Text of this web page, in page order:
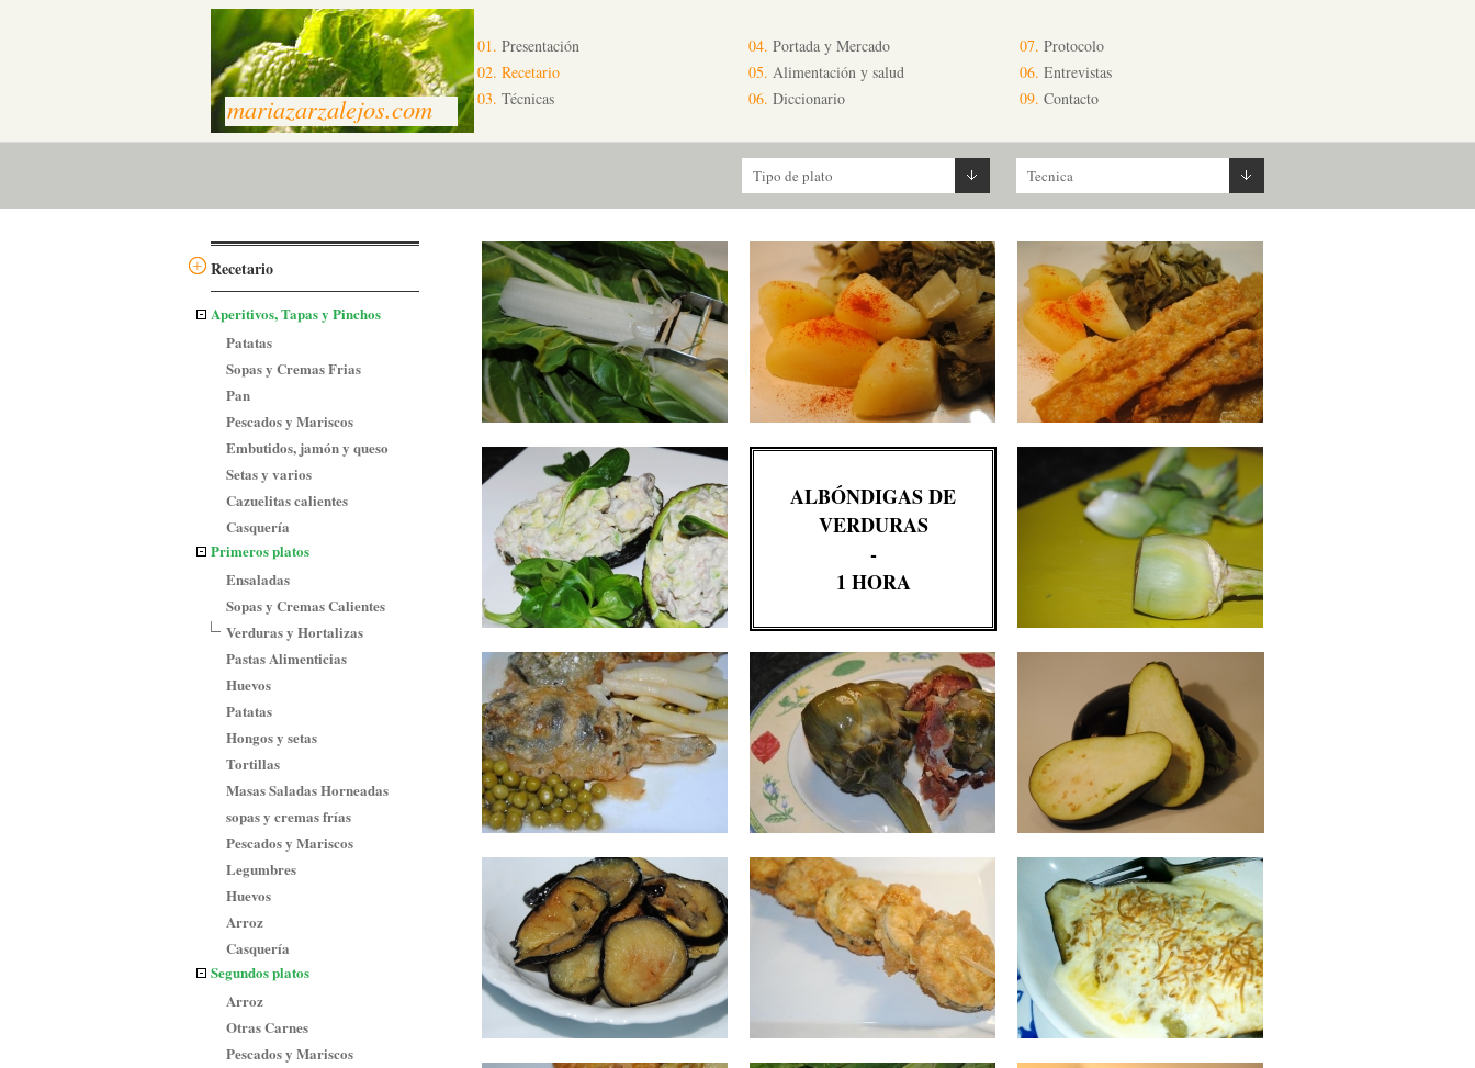
mariazarzalejos.com
01. Presentación 04. Portada y Mercado 07. Protocolo
02. Recetario 05. Alimentación y salud 06. Entrevistas
03. Técnicas 06. Diccionario 09. Contacto
Tipo de plato Tecnica
Recetario
Aperitivos, Tapas y Pinchos
Patatas
Sopas y Cremas Frias
Pan
Pescados y Mariscos
Embutidos, jamón y queso
Setas y varios
Cazuelitas calientes
Casquería
Primeros platos
Ensaladas
Sopas y Cremas Calientes
Verduras y Hortalizas
Pastas Alimenticias
Huevos
Patatas
Hongos y setas
Tortillas
Masas Saladas Horneadas
sopas y cremas frías
Pescados y Mariscos
Legumbres
Huevos
Arroz
Casquería
Segundos platos
Arroz
Otras Carnes
Pescados y Mariscos
ALBÓNDIGAS DE
VERDURAS
-
1 HORA